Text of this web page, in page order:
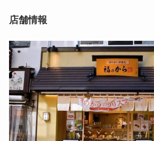
店舗情報